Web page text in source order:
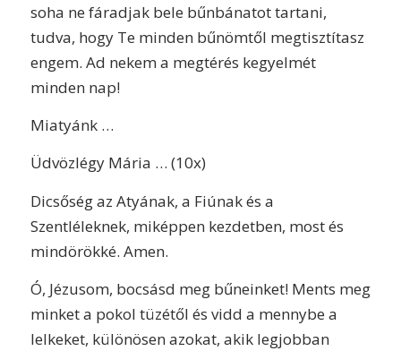
soha ne fáradjak bele bűnbánatot tartani,
tudva, hogy Te minden bűnömtől megtisztítasz
engem. Ad nekem a megtérés kegyelmét
minden nap!
Miatyánk …
Üdvözlégy Mária … (10x)
Dicsőség az Atyának, a Fiúnak és a
Szentléleknek, miképpen kezdetben, most és
mindörökké. Amen.
Ó, Jézusom, bocsásd meg bűneinket! Ments meg
minket a pokol tüzétől és vidd a mennybe a
lelkeket, különösen azokat, akik legjobban